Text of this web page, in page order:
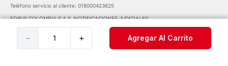
＋
－ Agregar Al Carrito
Teléfono servicio al cliente: 018000423625
FORUS COLOMBIA S.A.S. NOTIFICACIONES JUDICIALES:
notificaciones@forus.com.co
| Av. Carrera 45 Nº 108-27 BOGOTÁ COLOMBIA